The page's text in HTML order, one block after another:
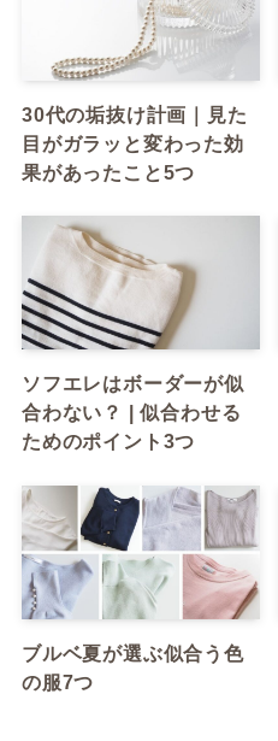
30代の垢抜け計画｜見た
目がガラッと変わった効
果があったこと5つ
ソフエレはボーダーが似
合わない？ | 似合わせる
ためのポイント3つ
ブルベ夏が選ぶ似合う色
の服7つ